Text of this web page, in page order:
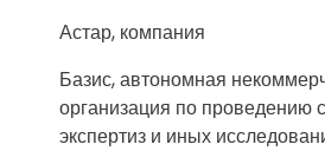
Астар, компания
Базис, автономная
организация по проведению
экспертиз и иных